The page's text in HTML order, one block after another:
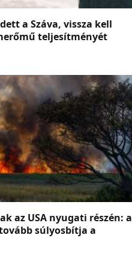
a Száva, vissza kell
teljesítményét
az USA nyugati részén: a
súlyosbítja a